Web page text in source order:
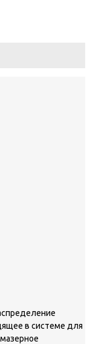
в системе для